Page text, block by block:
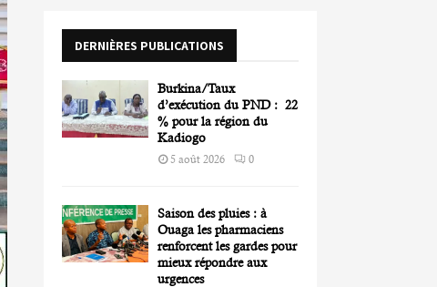
r
H
DERNIÈRES PUBLICATIONS
Burkina/Taux
d’exécution du PND : 22
% pour la région du
Kadiogo
5 août 2026 0
Saison des pluies : à
Ouaga les pharmaciens
renforcent les gardes pour
mieux répondre aux
urgences